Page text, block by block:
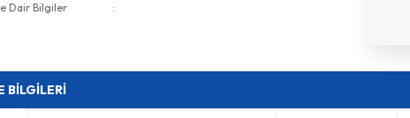
Dair Bilgiler :
BİLGİLERİ